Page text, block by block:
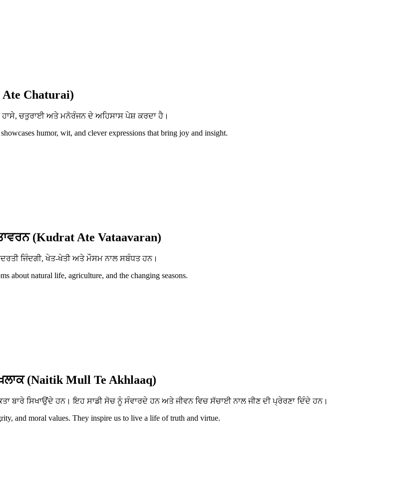
Chaturai)
ਚਤੁਰਾਈ ਅਤੇ ਮਨੋਰੰਜਨ ਦੇ ਅਹਿਸਾਸ ਪੇਸ਼ ਕਰਦਾ ਹੈ।
humor, wit, and clever expressions that bring joy and insight.
(Kudrat Ate Vataavaran)
ਜਿੰਦਗੀ, ਖੇਤ-ਖੇਤੀ ਅਤੇ ਮੌਸਮ ਨਾਲ ਸਬੰਧਤ ਹਨ।
about natural life, agriculture, and the changing seasons.
(Naitik Mull Te Akhlaaq)
ਸਿਖਾਉਂਦੇ ਹਨ। ਇਹ ਸਾਡੀ ਸੋਚ ਨੂੰ ਸੰਵਾਰਦੇ ਹਨ ਅਤੇ ਜੀਵਨ ਵਿਚ ਸੱਚਾਈ ਨਾਲ ਜੀਣ ਦੀ ਪ੍ਰੇਰਣਾ ਦਿੰਦੇ ਹਨ।
and moral values. They inspire us to live a life of truth and virtue.